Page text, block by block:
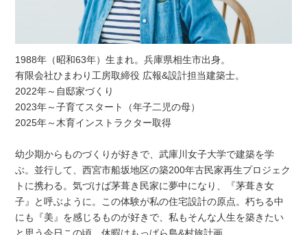
1988年（昭和63年）生まれ。兵庫県相生市出身。
有限会社ひまわり工房取締役 広報&設計担当建築士。
2022年～自邸家づくり
2023年～子育てスタート（年子二児の母）
2025年～木育インストラクター取得
幼少期からものづくりが好きで、武庫川女子大学で建築を学
ぶ。並行して、西宮市船坂地区の築200年古民家再生プロジェク
トに携わる。気づけば茅葺き民家に夢中になり、『茅葺き女
子』と呼ぶように。この体験が私の住宅設計の原点。朽ちる中
にも『美』を感じるものが好きで、私もそんな人生を築きたい